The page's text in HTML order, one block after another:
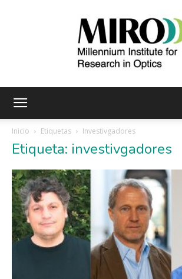
de
Investigación
Inicio Etiquetas Investivgadores
Etiqueta: investivgadores